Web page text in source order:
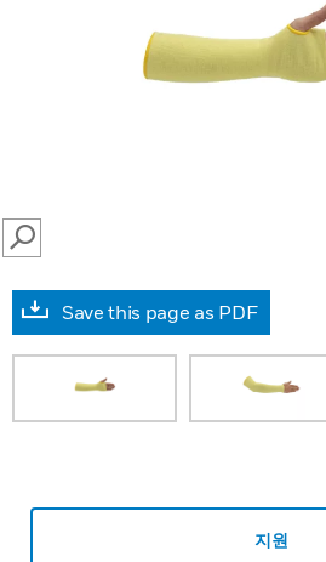
SEARCH
Save this page as PDF
지원